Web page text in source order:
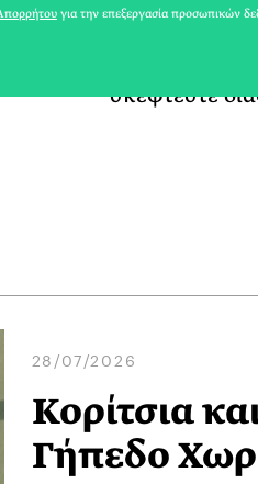
ομώνυμο
σκέφτεστε
28/07/2026
Κορίτσια
Γήπεδο
για την επεξεργασία προσωπικών